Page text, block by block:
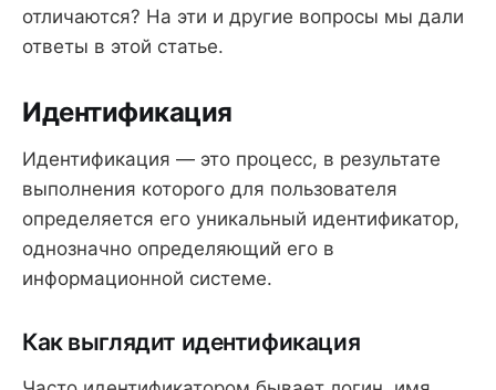
отличаются? На эти и другие вопросы мы дали
ответы в этой статье.
Идентификация
Идентификация — это процесс, в результате
выполнения которого для пользователя
определяется его уникальный идентификатор,
однозначно определяющий его в
информационной системе.
Как выглядит идентификация